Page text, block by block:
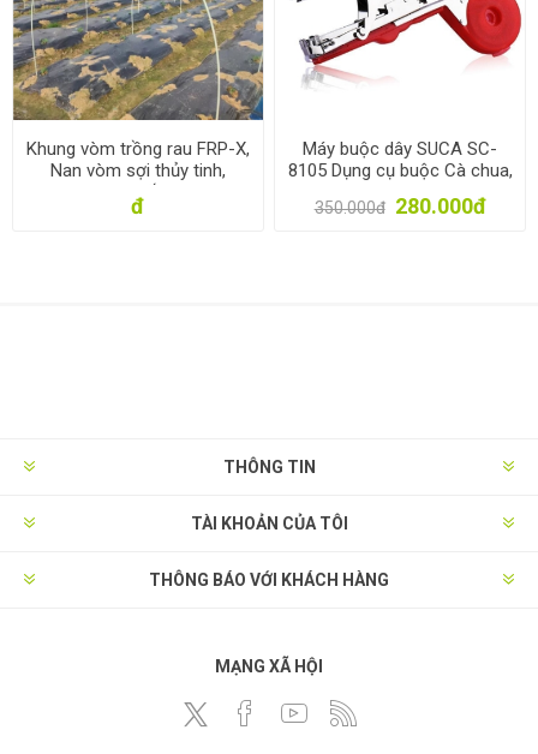
Khung vòm trồng rau FRP-X,
Nan vòm sợi thủy tinh,
Khung màng luống Rau Hoa
gieo Mạ
đ
Máy buộc dây SUCA SC-
8105 Dụng cụ buộc Cà chua,
Nho, Dưa leo, Dây leo Tape
tool, Buộc cây leo giàn
350.000đ 280.000đ
THÔNG TIN
TÀI KHOẢN CỦA TÔI
THÔNG BÁO VỚI KHÁCH HÀNG
MẠNG XÃ HỘI